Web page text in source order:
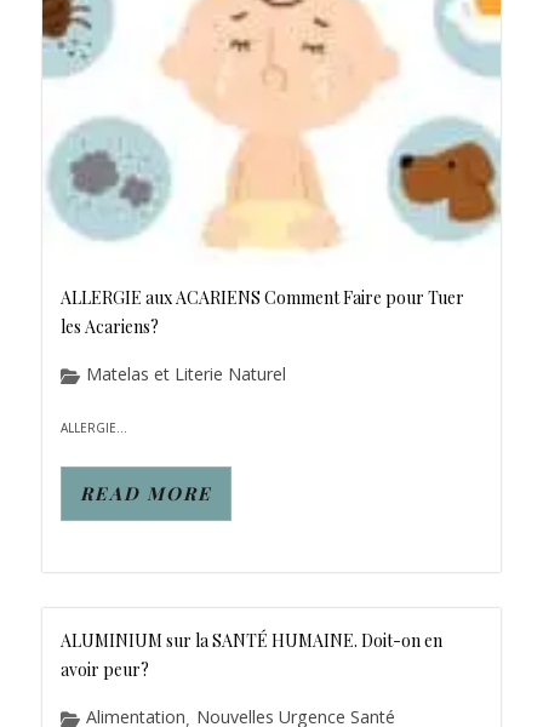
ALLERGIE aux ACARIENS Comment Faire pour Tuer
les Acariens?
Matelas et Literie Naturel
ALLERGIE...
READ MORE
ALUMINIUM sur la SANTÉ HUMAINE. Doit-on en
avoir peur?
Alimentation, Nouvelles Urgence Santé